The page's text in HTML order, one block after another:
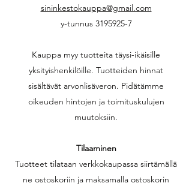
sininkestokauppa@gmail.com
y-tunnus 3195925-7
Kauppa myy tuotteita täysi-ikäisille
yksityishenkilöille. Tuotteiden hinnat
sisältävät arvonlisäveron. Pidätämme
oikeuden hintojen ja toimituskulujen
muutoksiin.
Tilaaminen
Tuotteet tilataan verkkokaupassa siirtämällä
ne ostoskoriin ja maksamalla ostoskorin